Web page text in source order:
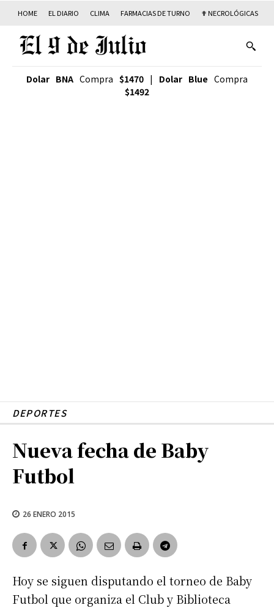
HOME EL DIARIO CLIMA FARMACIAS DE TURNO ✟ NECROLÓGICAS
Dolar BNA Compra $1470 | Dolar Blue Compra
$1492
DEPORTES
Nueva fecha de Baby
Futbol
26 ENERO 2015
Hoy se siguen disputando el torneo de Baby
Futbol que organiza el Club y Biblioteca